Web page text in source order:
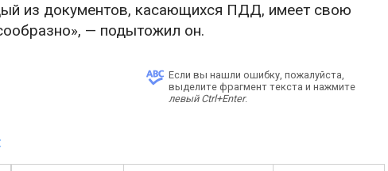
из документов, касающихся ПДД, имеет свою
— подытожил он.
Если вы нашли ошибку, пожалуйста,
выделите фрагмент текста и нажмите
левый Ctrl+Enter.